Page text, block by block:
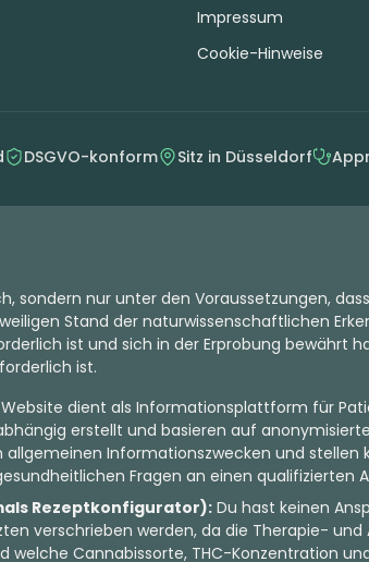
Impressum
Cookie-Hinweise
DSGVO-konform Sitz in Düsseldorf
sondern nur unter den Voraussetzungen,
Stand der naturwissenschaftlichen
ist und sich in der Erprobung bewährt
ist.
dient als Informationsplattform für
erstellt und basieren auf
Informationszwecken und stellen
Fragen an einen qualifizierten
Rezeptkonfigurator): Du hast keinen
verschrieben werden, da die Therapie-
Cannabissorte, THC-Konzentration